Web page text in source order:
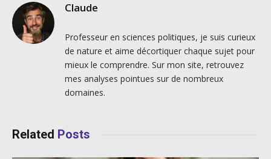
Claude
Professeur en sciences politiques, je suis curieux
de nature et aime décortiquer chaque sujet pour
mieux le comprendre. Sur mon site, retrouvez
mes analyses pointues sur de nombreux
domaines.
Related Posts